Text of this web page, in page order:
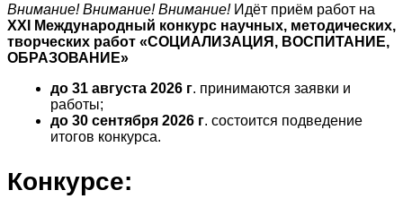
Внимание! Внимание! Внимание!Идёт приём работ на
XXI Международный конкурс научных, методических,
творческих работ «СОЦИАЛИЗАЦИЯ, ВОСПИТАНИЕ,
ОБРАЗОВАНИЕ»
до 31 августа 2026 г. принимаются заявки и
работы;
до 30 сентября 2026 г. состоится подведение
итогов конкурса.
Конкурсе: